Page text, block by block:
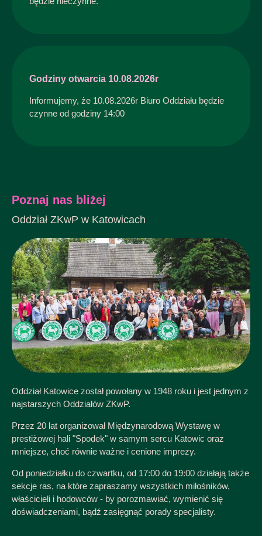
Godziny otwarcia 10.08.2026r
Informujemy, że 10.08.2026r Biuro Oddziału będzie
czynne od godziny 14:00
Poznaj nas bliżej
Oddział ZKwP w Katowicach
Oddział Katowice został powołany w 1948 roku i jest jednym z
najstarszych Oddziałów ZKwP.
Przez 20 lat organizował Międzynarodową Wystawę w
prestiżowej hali "Spodek" w samym sercu Katowic oraz
mniejsze, choć równie ważne i cenione imprezy.
Od poniedziałku do czwartku, od 17:00 do 19:00 działają także
sekcje ras, na które zapraszamy wszystkich miłośników,
właścicieli i hodowców - by porozmawiać, wymienić się
doświadczeniami, bądź zasięgnąć porady specjalisty.